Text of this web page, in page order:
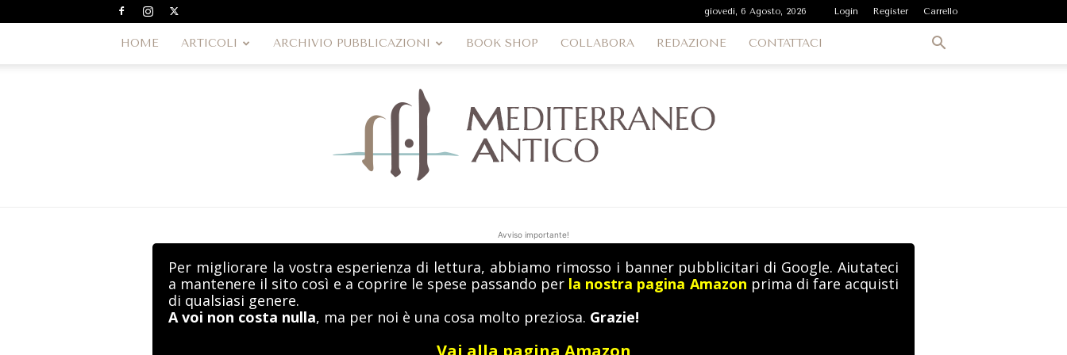
giovedì, 6 Agosto, 2026 Login Register Carrello
HOME ARTICOLI ARCHIVIO PUBBLICAZIONI BOOK SHOP COLLABORA REDAZIONE CONTATTACI
MediterraneoAntico
Avviso importante!
Per migliorare la vostra esperienza di lettura, abbiamo rimosso i banner pubblicitari di Google. Aiutateci
a mantenere il sito così e a coprire le spese passando per la nostra pagina Amazon prima di fare acquisti
di qualsiasi genere.
A voi non costa nulla, ma per noi è una cosa molto preziosa. Grazie!
Vai alla pagina Amazon